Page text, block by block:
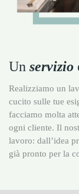
Un servizio
Realizziamo un
cucito sulle tue
facciamo molta
ogni cliente. Il
lavoro: dall’idea
già pronto per la